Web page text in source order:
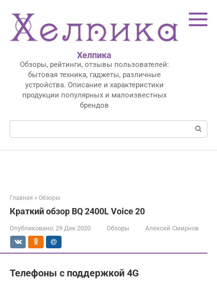
контенту
Хелпика
Обзоры, рейтинги, отзывы пользователей:
бытовая техника, гаджеты, различные
устройства. Описание и характеристики
продукции популярных и малоизвестных
брендов
Поиск:
Главная » Обзоры
Краткий обзор BQ 2400L Voice 20
Опубликовано: 29 Дек 2020 Обзоры Алексей Смирнов
Телефоны с поддержкой 4G